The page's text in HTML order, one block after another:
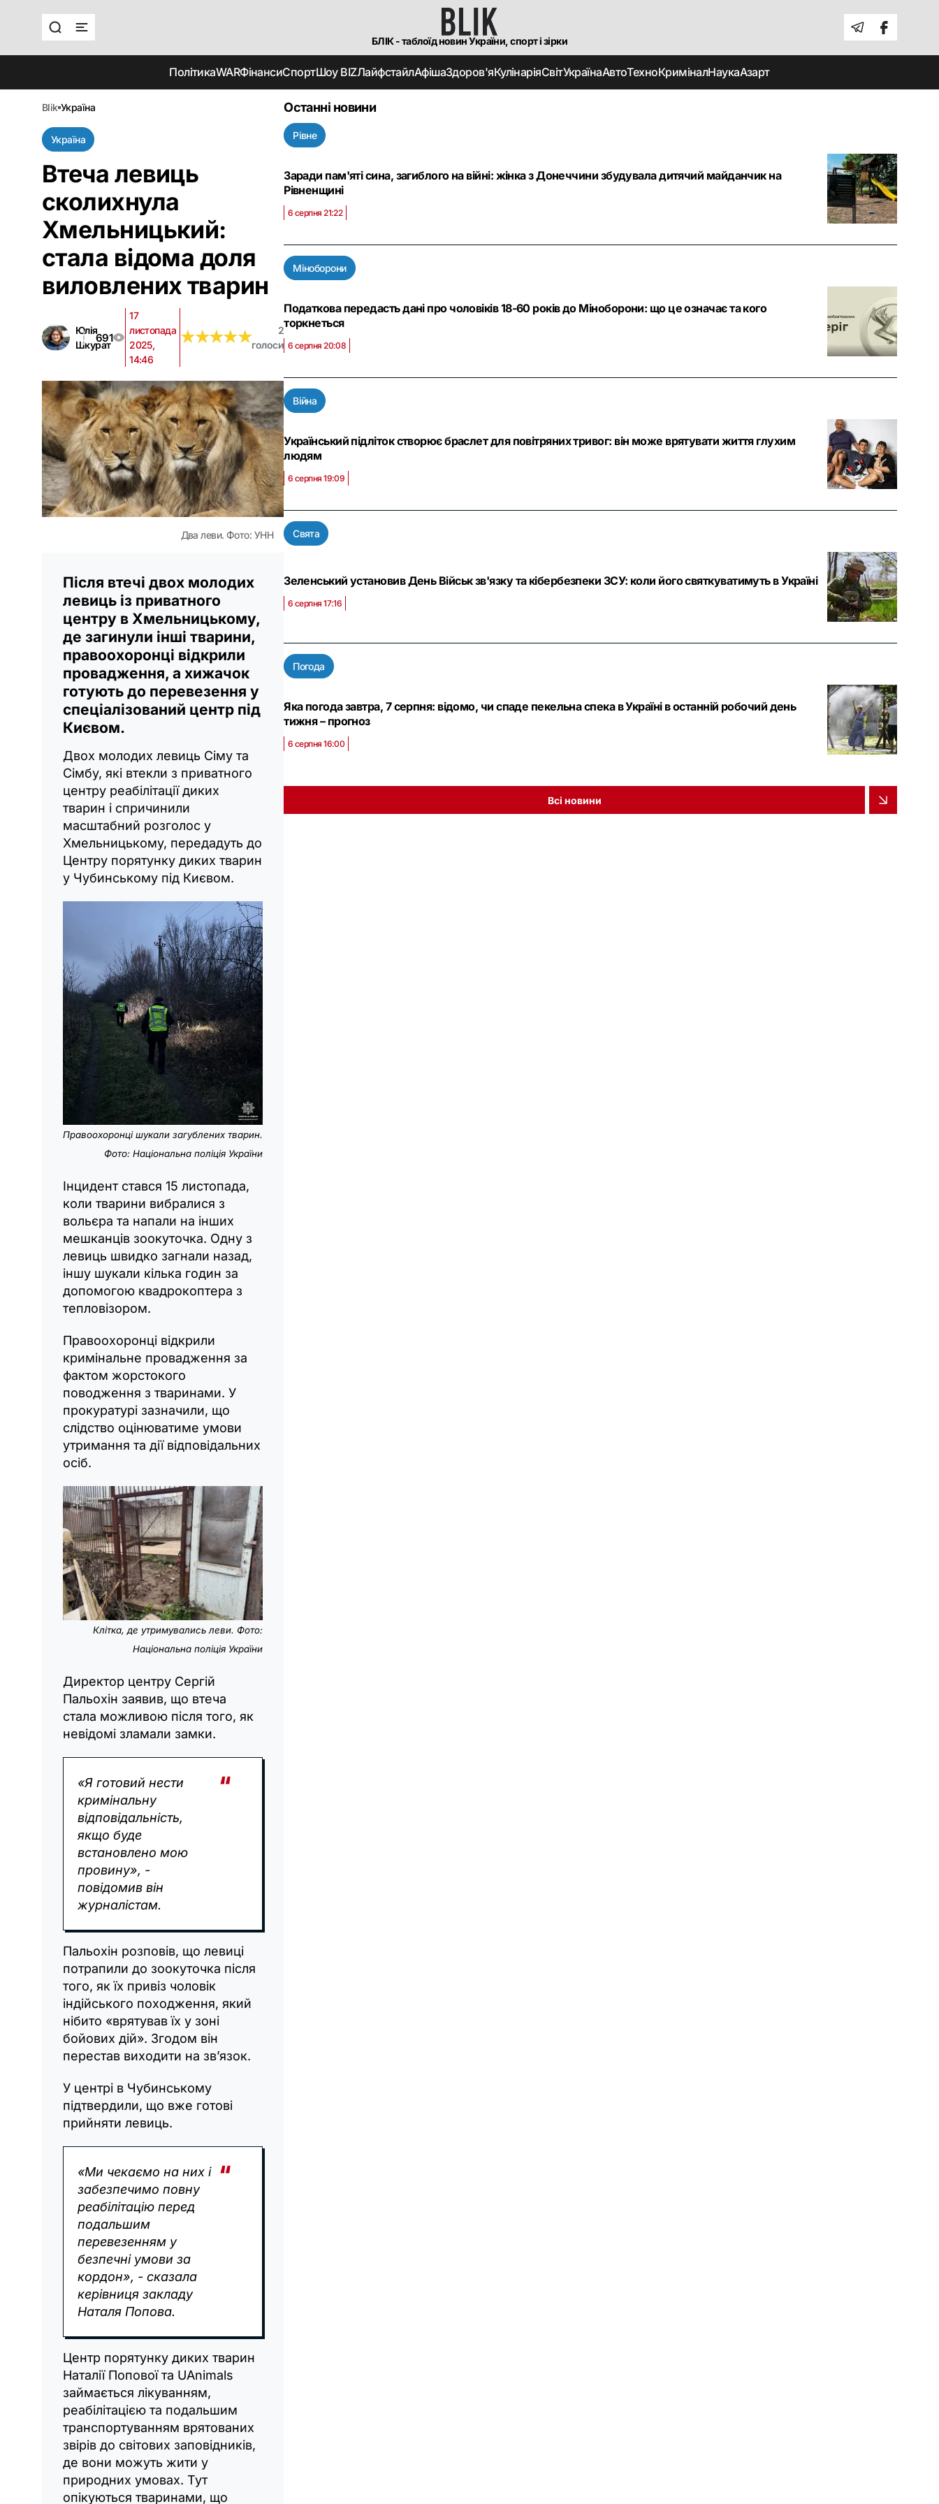
БЛІК - таблоїд новин України, спорт і зірки
ПолітикаWARФінансиСпортШоу BIZЛайфстайлАфішаЗдоров'яКулінаріяСвітУкраїнаАвтоТехноКриміналНаукаАзарт
blik україна
Україна
Втеча левиць
сколихнула
Хмельницький:
стала відома доля
виловлених тварин
Юлія
Шкурат
691
17
листопада
2025,
14:46
★★★★★
★★★★★
2
голоси
Два леви. Фото: УНН
Після втечі двох молодих
левиць із приватного
центру в Хмельницькому,
де загинули інші тварини,
правоохоронці відкрили
провадження, а хижачок
готують до перевезення у
спеціалізований центр під
Києвом.
Двох молодих левиць Сіму та
Сімбу, які втекли з приватного
центру реабілітації диких
тварин і спричинили
масштабний розголос у
Хмельницькому, передадуть до
Центру порятунку диких тварин
у Чубинському під Києвом.
Правоохоронці шукали загублених тварин.
Фото:Національна поліція України
Інцидент стався 15 листопада,
коли тварини вибралися з
вольєра та напали на інших
мешканців зоокуточка. Одну з
левиць швидко загнали назад,
іншу шукали кілька годин за
допомогою квадрокоптера з
тепловізором.
Правоохоронці відкрили
кримінальне провадження за
фактом жорстокого
поводження з тваринами. У
прокуратурі зазначили, що
слідство оцінюватиме умови
утримання та дії відповідальних
осіб.
Клітка, де утримувались леви. Фото:
Національна поліція України
Директор центру Сергій
Пальохін заявив, що втеча
стала можливою після того, як
невідомі зламали замки.
«Я готовий нести
кримінальну
відповідальність,
якщо буде
встановлено мою
провину», -
повідомив він
журналістам.
Пальохін розповів, що левиці
потрапили до зоокуточка після
того, як їх привіз чоловік
індійського походження, який
нібито «врятував їх у зоні
бойових дій». Згодом він
перестав виходити на зв’язок.
У центрі в Чубинському
підтвердили, що вже готові
прийняти левиць.
«Ми чекаємо на них і
забезпечимо повну
реабілітацію перед
подальшим
перевезенням у
безпечні умови за
кордон», - сказала
керівниця закладу
Наталя Попова.
Центр порятунку диких тварин
Наталії Попової та UAnimals
займається лікуванням,
реабілітацією та подальшим
транспортуванням врятованих
звірів до світових заповідників,
де вони можуть жити у
природних умовах. Тут
опікуються тваринами, що
Останні новини
Рівне
Заради пам'яті сина, загиблого на війні: жінка з Донеччини збудувала дитячий майданчик на
Рівненщині
6 серпня 21:22
Міноборони
Податкова передасть дані про чоловіків 18-60 років до Міноборони: що це означає та кого
торкнеться
6 серпня 20:08
Війна
Український підліток створює браслет для повітряних тривог: він може врятувати життя глухим
людям
6 серпня 19:09
Свята
Зеленський установив День Військ зв'язку та кібербезпеки ЗСУ: коли його святкуватимуть в Україні
6 серпня 17:16
Погода
Яка погода завтра, 7 серпня: відомо, чи спаде пекельна спека в Україні в останній робочий день
тижня – прогноз
6 серпня 16:00
Всі новини